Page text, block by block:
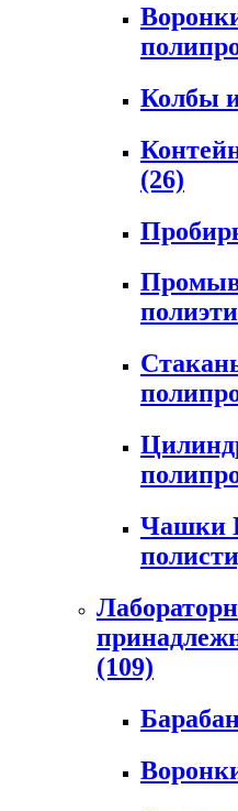
Колбы
(26)
Чашки
(109)